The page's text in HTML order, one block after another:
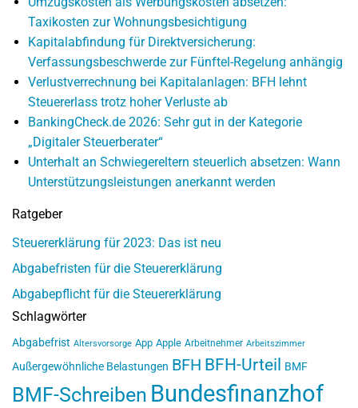
Taxikosten zur Wohnungsbesichtigung
Kapitalabfindung für Direktversicherung:
Verfassungsbeschwerde zur Fünftel-Regelung anhängig
Verlustverrechnung bei Kapitalanlagen: BFH lehnt
Steuererlass trotz hoher Verluste ab
BankingCheck.de 2026: Sehr gut in der Kategorie
„Digitaler Steuerberater“
Unterhalt an Schwiegereltern steuerlich absetzen: Wann
Unterstützungsleistungen anerkannt werden
Ratgeber
Steuererklärung für 2023: Das ist neu
Abgabefristen für die Steuererklärung
Abgabepflicht für die Steuererklärung
Schlagwörter
Abgabefrist Altersvorsorge App Apple Arbeitnehmer Arbeitszimmer
Außergewöhnliche Belastungen BFH BFH-Urteil BMF
BMF-Schreiben Bundesfinanzhof